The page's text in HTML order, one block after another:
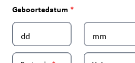
Geboortedatum